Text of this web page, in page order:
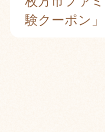
験クーポン